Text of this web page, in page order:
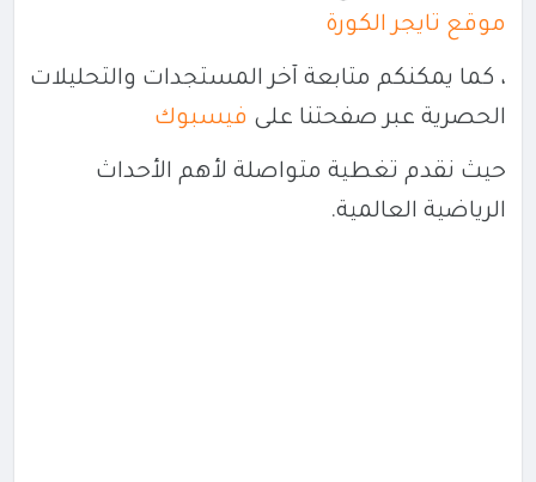
موقع تايجر الكورة
، كما يمكنكم متابعة آخر المستجدات والتحليلات
الحصرية عبر صفحتنا على فيسبوك
حيث نقدم تغطية متواصلة لأهم الأحداث
الرياضية العالمية.